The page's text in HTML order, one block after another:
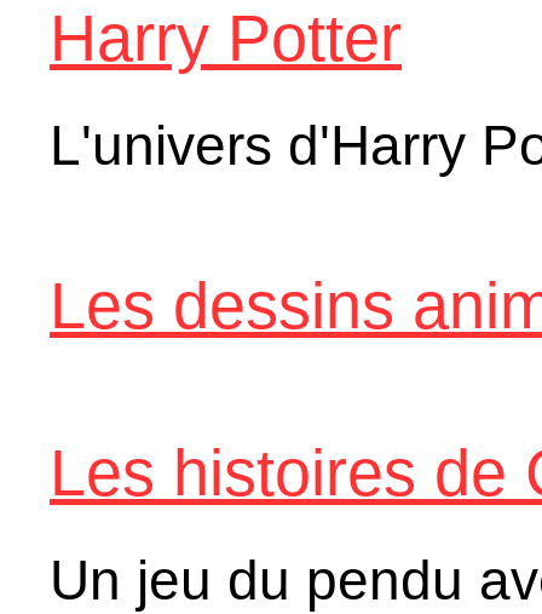
Harry Potter
L'univers d'Harry
Les dessins
Les histoires de
Un jeu du pendu